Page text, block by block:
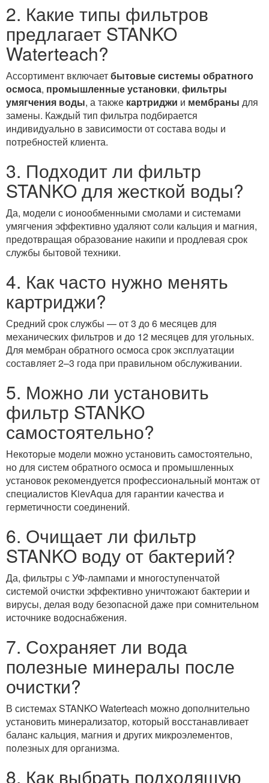
2. Какие типы фильтров
предлагает STANKO
Waterteach?
Ассортимент включаетбытовые системы обратного
осмоса, промышленные установки, фильтры
умягчения воды, а также картриджи и мембраны для
замены. Каждый тип фильтра подбирается
индивидуально в зависимости от состава воды и
потребностей клиента.
3. Подходит ли фильтр
STANKO для жесткой воды?
Да, модели с ионообменными смолами и системами
умягчения эффективно удаляют соли кальция и магния,
предотвращая образование накипи и продлевая срок
службы бытовой техники.
4. Как часто нужно менять
картриджи?
Средний срок службы — от 3 до 6 месяцев для
механических фильтров и до 12 месяцев для угольных.
Для мембран обратного осмоса срок эксплуатации
составляет 2–3 года при правильном обслуживании.
5. Можно ли установить
фильтр STANKO
самостоятельно?
Некоторые модели можно установить самостоятельно,
но для систем обратного осмоса и промышленных
установок рекомендуется профессиональный монтаж от
специалистов KievAqua для гарантии качества и
герметичности соединений.
6. Очищает ли фильтр
STANKO воду от бактерий?
Да, фильтры с УФ-лампами и многоступенчатой
системой очистки эффективно уничтожают бактерии и
вирусы, делая воду безопасной даже при сомнительном
источнике водоснабжения.
7. Сохраняет ли вода
полезные минералы после
очистки?
В системах STANKO Waterteach можно дополнительно
установить минерализатор, который восстанавливает
баланс кальция, магния и других микроэлементов,
полезных для организма.
8. Как выбрать подходящую